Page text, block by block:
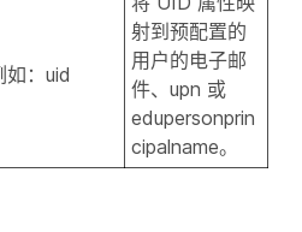
如：uid
射到预配置的
用户的电子邮
件、upn 或
edupersonprin
cipalname。